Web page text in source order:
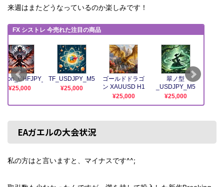
来週はまたどうなっているのか楽しみです！
EAガエルの大会状況
私の方はと言いますと、マイナスです^^;